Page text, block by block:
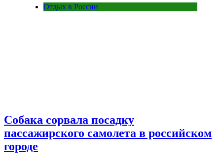
Отдых в России
Собака сорвала посадку
пассажирского самолета в российском
городе